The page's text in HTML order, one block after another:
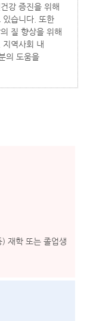
강 증진을 위해
있습니다. 또한
질 향상을 위해
역사회 내
의 도움을
재학 또는 졸업생